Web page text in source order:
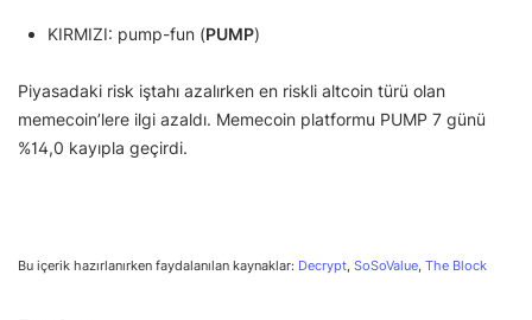
KIRMIZI: pump-fun (PUMP)
Piyasadaki risk iştahı azalırken en riskli altcoin türü olan
memecoin’lere ilgi azaldı. Memecoin platformu PUMP 7 günü
%14,0 kayıpla geçirdi.
Bu içerik hazırlanırken faydalanılan kaynaklar: Decrypt, SoSoValue, The Block